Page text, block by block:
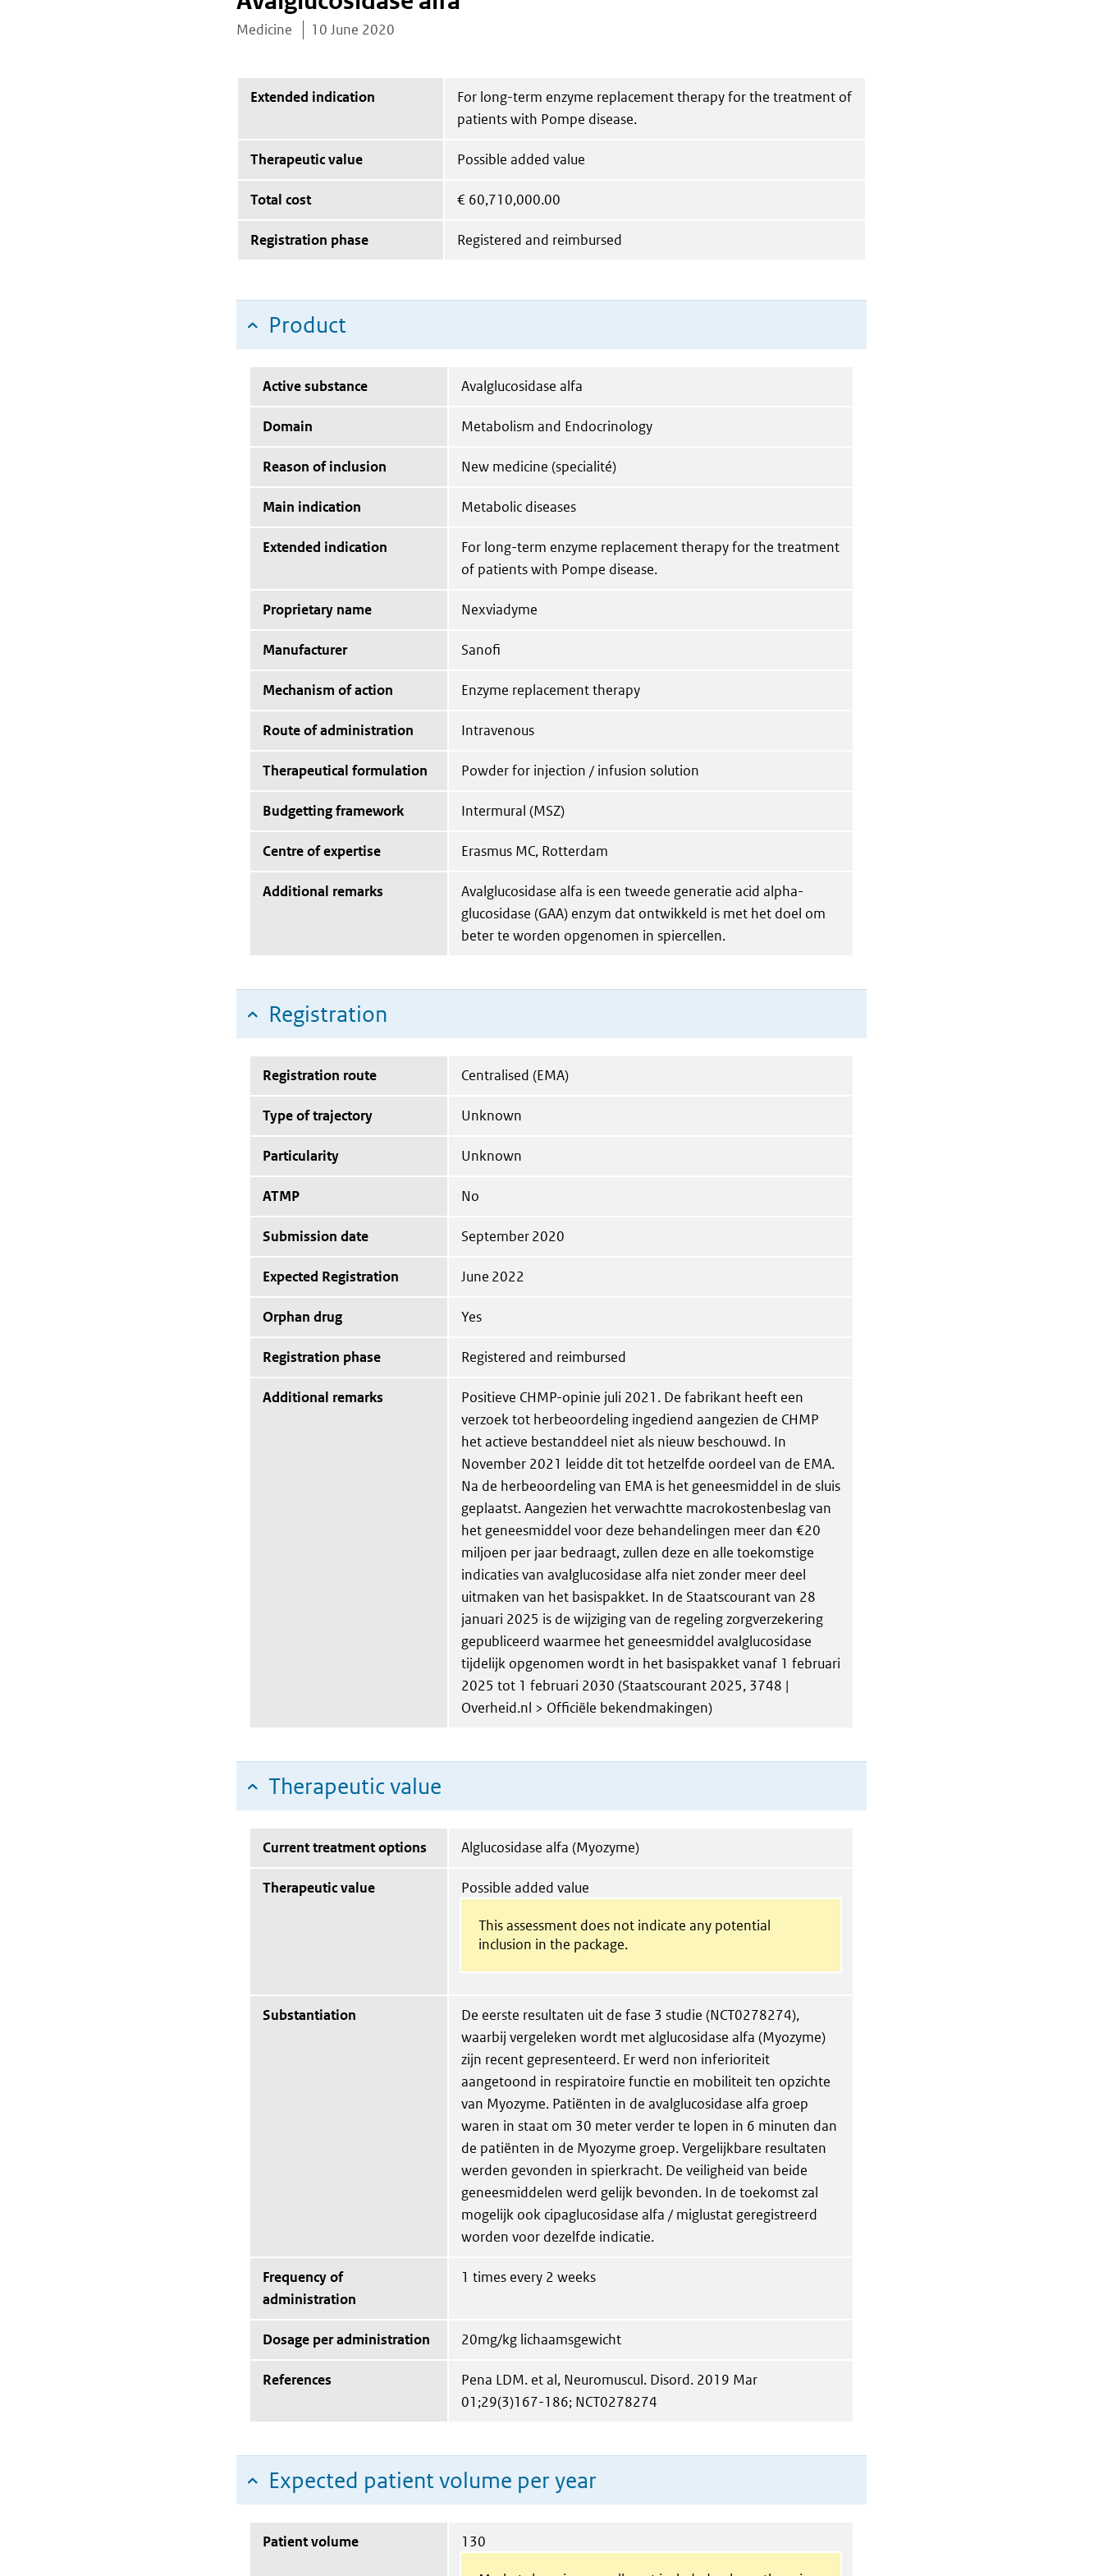
Medicine 10 June 2020
Extended indication
For long-term enzyme replacement therapy for the treatment of
patients with Pompe disease.
Therapeutic value Possible added value
Total cost € 60,710,000.00
Registration phase Registered and reimbursed
Product
Active substance Avalglucosidase alfa
Domain Metabolism and Endocrinology
Reason of inclusion New medicine (specialité)
Main indication Metabolic diseases
Extended indication
For long-term enzyme replacement therapy for the treatment
of patients with Pompe disease.
Proprietary name Nexviadyme
Manufacturer Sanofi
Mechanism of action Enzyme replacement therapy
Route of administration Intravenous
Therapeutical formulation Powder for injection / infusion solution
Budgetting framework Intermural (MSZ)
Centre of expertise Erasmus MC, Rotterdam
Additional remarks
Avalglucosidase alfa is een tweede generatie acid alpha-
glucosidase (GAA) enzym dat ontwikkeld is met het doel om
beter te worden opgenomen in spiercellen.
Registration
Registration route Centralised (EMA)
Type of trajectory Unknown
Particularity Unknown
ATMP No
Submission date September 2020
Expected Registration June 2022
Orphan drug Yes
Registration phase Registered and reimbursed
Additional remarks
Positieve CHMP-opinie juli 2021. De fabrikant heeft een
verzoek tot herbeoordeling ingediend aangezien de CHMP
het actieve bestanddeel niet als nieuw beschouwd. In
November 2021 leidde dit tot hetzelfde oordeel van de EMA.
Na de herbeoordeling van EMA is het geneesmiddel in de sluis
geplaatst. Aangezien het verwachtte macrokostenbeslag van
het geneesmiddel voor deze behandelingen meer dan €20
miljoen per jaar bedraagt, zullen deze en alle toekomstige
indicaties van avalglucosidase alfa niet zonder meer deel
uitmaken van het basispakket. In de Staatscourant van 28
januari 2025 is de wijziging van de regeling zorgverzekering
gepubliceerd waarmee het geneesmiddel avalglucosidase
tijdelijk opgenomen wordt in het basispakket vanaf 1 februari
2025 tot 1 februari 2030 (Staatscourant 2025, 3748 |
Overheid.nl > Officiële bekendmakingen)
Therapeutic value
Current treatment options Alglucosidase alfa (Myozyme)
Therapeutic value Possible added value
This assessment does not indicate any potential
inclusion in the package.
Substantiation
De eerste resultaten uit de fase 3 studie (NCT0278274),
waarbij vergeleken wordt met alglucosidase alfa (Myozyme)
zijn recent gepresenteerd. Er werd non inferioriteit
aangetoond in respiratoire functie en mobiliteit ten opzichte
van Myozyme. Patiënten in de avalglucosidase alfa groep
waren in staat om 30 meter verder te lopen in 6 minuten dan
de patiënten in de Myozyme groep. Vergelijkbare resultaten
werden gevonden in spierkracht. De veiligheid van beide
geneesmiddelen werd gelijk bevonden. In de toekomst zal
mogelijk ook cipaglucosidase alfa / miglustat geregistreerd
worden voor dezelfde indicatie.
Frequency of
administration
1 times every 2 weeks
Dosage per administration 20mg/kg lichaamsgewicht
References
Pena LDM. et al, Neuromuscul. Disord. 2019 Mar
01;29(3)167-186; NCT0278274
Expected patient volume per year
Patient volume 130